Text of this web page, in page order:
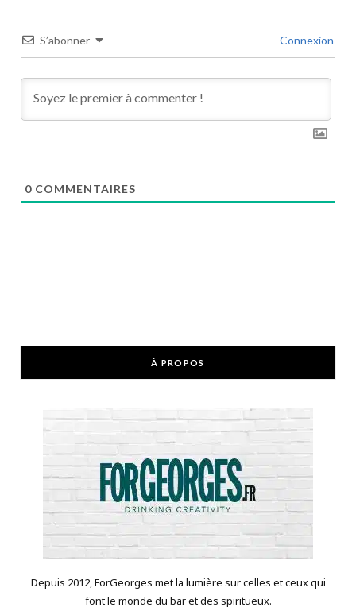
S’abonner Connexion
0 COMMENTAIRES
À PROPOS
Depuis 2012, ForGeorges met la lumière sur celles et ceux qui
font le monde du bar et des spiritueux.